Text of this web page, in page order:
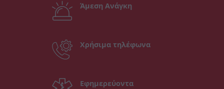
Άμεση Ανάγκη
Χρήσιμα τηλέφωνα
Εφημερεύοντα